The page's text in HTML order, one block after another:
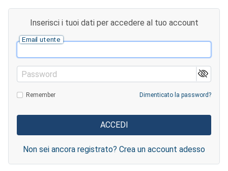
Inserisci i tuoi dati per accedere al tuo account
Email utente
Password
Remember Dimenticato la password?
Non sei ancora registrato? Crea un account adesso